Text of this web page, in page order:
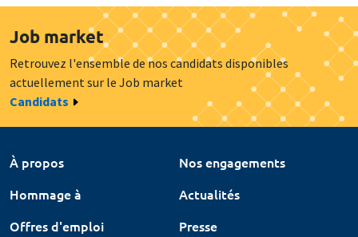
Job market
Retrouvez l'ensemble de nos candidats disponibles
actuellement sur le Job market
Candidats
À propos
Nos engagements
Hommage à
Actualités
Offres d'emploi
Presse